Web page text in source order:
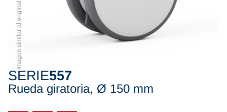
Imagen similar al original
SERIE557
Rueda giratoria, Ø 150 mm